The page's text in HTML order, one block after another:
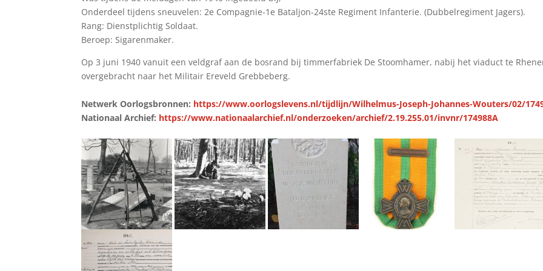
Onderdeel tijdens sneuvelen: 2e Compagnie-1e Bataljon-24ste Regiment Infanterie. (Dubbelregiment Jagers).
Rang: Dienstplichtig Soldaat.
Beroep: Sigarenmaker.
Op 3 juni 1940 vanuit een veldgraf aan de bosrand bij timmerfabriek De Stoomhamer, nabij het viaduct te
overgebracht naar het Militair Ereveld Grebbeberg.
Netwerk Oorlogsbronnen: https://www.oorlogslevens.nl/tijdlijn/Wilhelmus-Joseph-Johannes-Wouters/02/
Nationaal Archief: https://www.nationaalarchief.nl/onderzoeken/archief/2.19.255.01/invnr/174988A